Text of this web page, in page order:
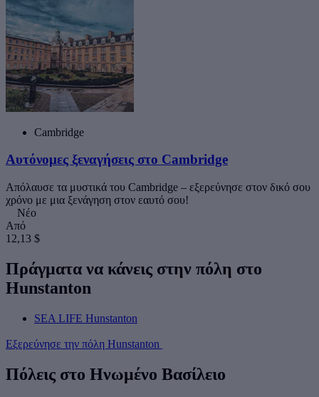
Cambridge
Αυτόνομες ξεναγήσεις στο Cambridge
Απόλαυσε τα μυστικά του Cambridge – εξερεύνησε στον δικό σου
χρόνο με μια ξενάγηση στον εαυτό σου!
Νέο
Από
12,13 $
Πράγματα να κάνεις στην πόλη στο
Hunstanton
SEA LIFE Hunstanton
Εξερεύνησε την πόλη Hunstanton
Πόλεις στο Ηνωμένο Βασίλειο